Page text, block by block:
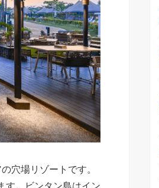
穴場リゾートです。